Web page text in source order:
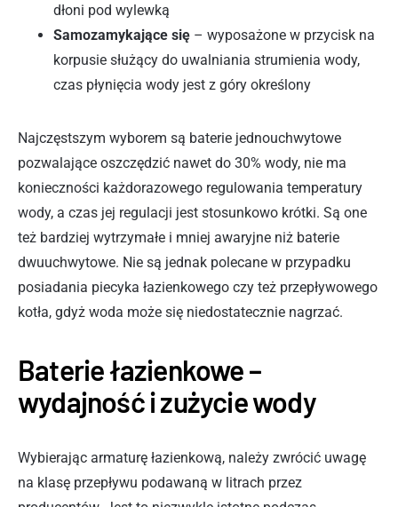
dłoni pod wylewką
Samozamykające się – wyposażone w przycisk na
korpusie służący do uwalniania strumienia wody,
czas płynięcia wody jest z góry określony
Najczęstszym wyborem są baterie jednouchwytowe
pozwalające oszczędzić nawet do 30% wody, nie ma
konieczności każdorazowego regulowania temperatury
wody, a czas jej regulacji jest stosunkowo krótki. Są one
też bardziej wytrzymałe i mniej awaryjne niż baterie
dwuuchwytowe. Nie są jednak polecane w przypadku
posiadania piecyka łazienkowego czy też przepływowego
kotła, gdyż woda może się niedostatecznie nagrzać.
Baterie łazienkowe –
wydajność i zużycie wody
Wybierając armaturę łazienkową, należy zwrócić uwagę
na klasę przepływu podawaną w litrach przez